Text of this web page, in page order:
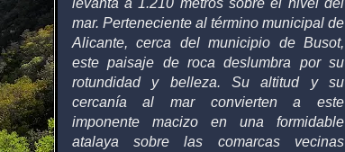
levanta a 1.210 metrossobre el nivel del
mar. Perteneciente al término municipal de
Alicante, cerca del municipio de Busot,
este paisaje de roca deslumbra por su
rotundidad y belleza. Su altitud y su
cercanía al mar convierten a este
imponente macizo en una formidable
atalaya sobre las comarcas vecinas